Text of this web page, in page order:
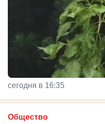
сегодня в 16:35
Общество